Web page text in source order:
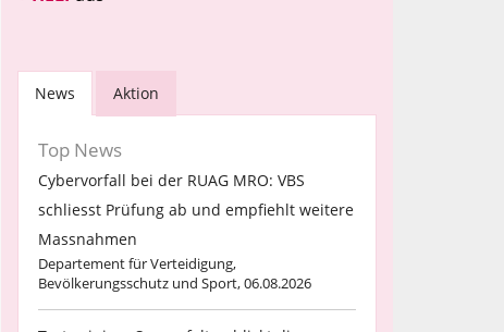
News Aktion
Top News
Cybervorfall bei der RUAG MRO: VBS
schliesst Prüfung ab und empfiehlt weitere
Massnahmen
Departement für Verteidigung,
Bevölkerungsschutz und Sport, 06.08.2026